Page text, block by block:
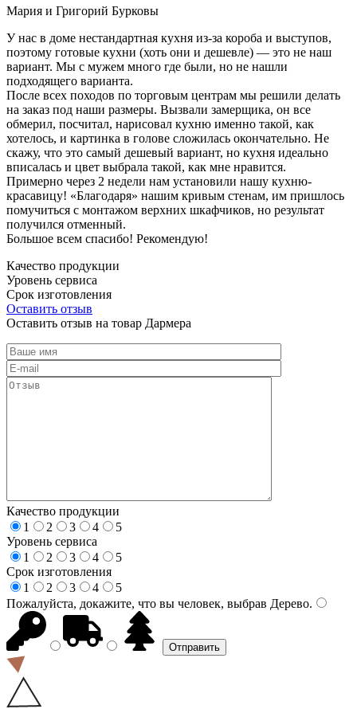
Мария и Григорий Бурковы
У нас в доме нестандартная кухня из-за короба и выступов,
поэтому готовые кухни (хоть они и дешевле) — это не наш
вариант. Мы с мужем много где были, но не нашли
подходящего варианта.
После всех походов по торговым центрам мы решили делать
на заказ под наши размеры. Вызвали замерщика, он все
обмерил, посчитал, нарисовал кухню именно такой, как
хотелось, и картинка в голове сложилась окончательно. Не
скажу, что это самый дешевый вариант, но кухня идеально
вписалась и цвет выбрала такой, как мне нравится.
Примерно через 2 недели нам установили нашу кухню-
красавицу! «Благодаря» нашим кривым стенам, им пришлось
помучиться с монтажом верхних шкафчиков, но результат
получился отменный.
Большое всем спасибо! Рекомендую!
Качество продукции
Уровень сервиса
Срок изготовления
Оставить отзыв
Оставить отзыв на товар Дармера
Качество продукции
1
2 3 4
5
Уровень сервиса
1
2 3 4
5
Срок изготовления
1
2 3 4
5
Пожалуйста, докажите, что вы человек, выбрав Дерево.